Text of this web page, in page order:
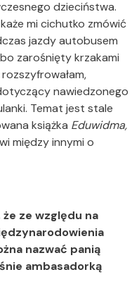
dzieciństwa.
mi cichutko zmówić
jazdy autobusem
zarośnięty krzakami
nawiedzonego
Temat jest stale
książka Eduwidma,
między innymi o
że ze względu na
nazwać panią
ambasadorką